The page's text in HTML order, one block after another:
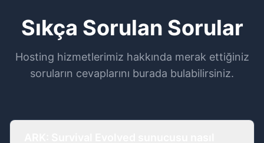
Sıkça Sorulan Sorular
Hosting hizmetlerimiz hakkında merak ettiğiniz
soruların cevaplarını burada bulabilirsiniz.